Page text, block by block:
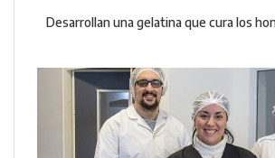
Desarrollan una gelatina que cura los